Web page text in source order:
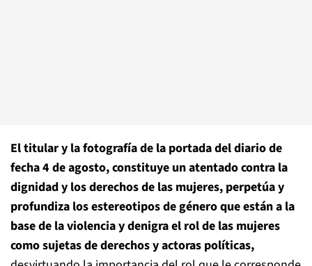
El titular y la fotografía de la portada del diario de
fecha 4 de agosto, constituye un atentado contra la
dignidad y los derechos de las mujeres, perpetúa y
profundiza los estereotipos de género que están a la
base de la violencia y denigra el rol de las mujeres
como sujetas de derechos y actoras políticas,